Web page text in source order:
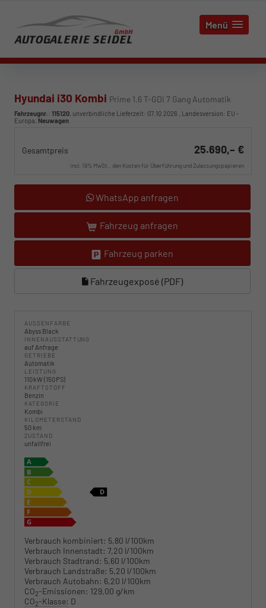
Menü
Hyundai i30 Kombi Prime 1.6 T-GDi 7 Gang Automatik
Fahrzeugnr.: 115120, unverbindliche Lieferzeit: 07.10.2026 , Landesversion: EU -
Europa, Neuwagen
Gesamtpreis 25.690,– €
incl. 19% MwSt., den Kosten für Überführung und Zulassungspapieren
WhatsApp anfragen
Fahrzeug anfragen
Fahrzeug parken
Fahrzeugexposé (PDF)
AUSSENFARBE
Abyss Black
INNENAUSSTATTUNG
auf Anfrage
GETRIEBE
Automatik
LEISTUNG
110 kW (150 PS)
KRAFTSTOFF
Benzin
KATEGORIE
Kombi
KILOMETERSTAND
50 km
ZUSTAND
unfallfrei
Verbrauch kombiniert: 5,80 l/100km
Verbrauch Innenstadt: 7,20 l/100km
Verbrauch Stadtrand: 5,60 l/100km
Verbrauch Landstraße: 5,20 l/100km
Verbrauch Autobahn: 6,20 l/100km
CO2-Emissionen: 129,00 g/km
CO2-Klasse: D